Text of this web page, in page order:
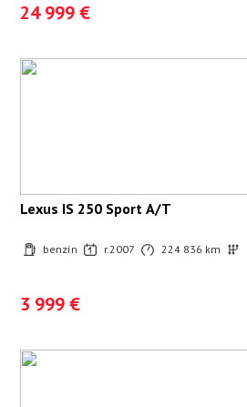
24 999 €
Lexus IS 250 Sport A/T
benzín r.2007 224 836 km
3 999 €